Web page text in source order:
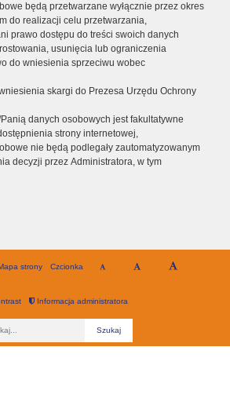
będą przetwarzane wyłącznie przez okres
do realizacji celu przetwarzania,
prawo dostępu do treści swoich danych
usunięcia lub ograniczenia
do wniesienia sprzeciwu wobec
skargi do Prezesa Urzędu Ochrony
danych osobowych jest fakultatywne
strony internetowej,
nie będą podlegały zautomatyzowanym
decyzji przez Administratora, w tym
strony Czcionka
Informacja administratora